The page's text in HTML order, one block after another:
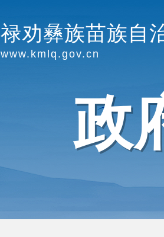
禄劝彝族苗族自
www.kmlq.gov.cn
政